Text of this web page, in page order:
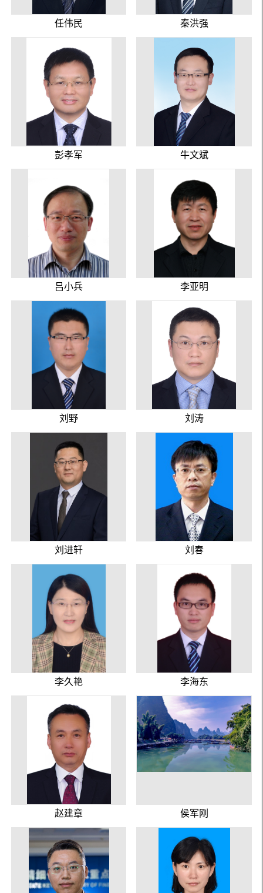
任伟民 秦洪强
彭孝军 牛文斌
吕小兵 李亚明
刘野 刘涛
刘进轩 刘春
李久艳 李海东
赵建章 侯军刚